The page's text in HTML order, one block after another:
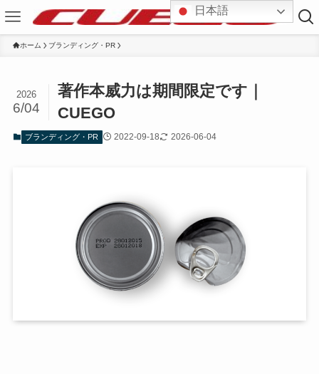
ホーム ブランディング・PR
著作本威力は期間限定です｜
CUEGO
2026
6/04
ブランディング・PR 2022-09-18 2026-06-04
日本語